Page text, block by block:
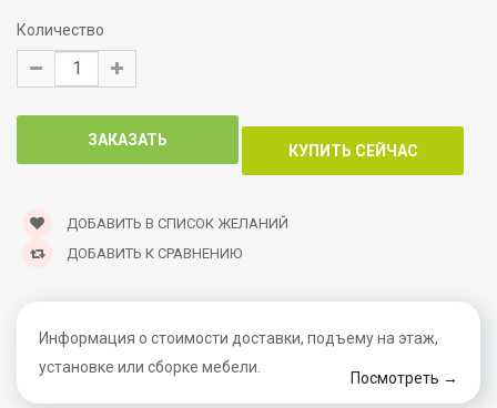
Количество
ДОБАВИТЬ В СПИСОК ЖЕЛАНИЙ
ДОБАВИТЬ К СРАВНЕНИЮ
Информация о стоимости доставки, подъему на этаж,
установке или сборке мебели.
Посмотреть →